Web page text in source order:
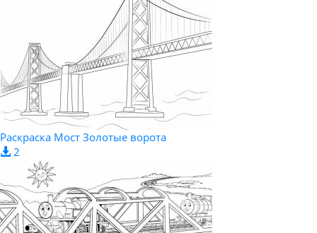
Раскраска Мост Золотые ворота
2